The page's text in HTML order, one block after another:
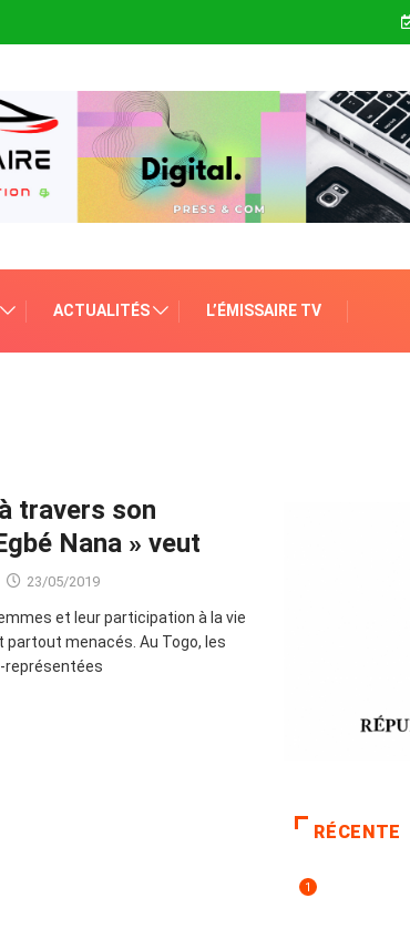
ACTUALITÉS L’ÉMISSAIRE TV
travers son
Nana » veut
23/05/2019
et leur participation à la vie
menacés. Au Togo, les
RÉCENTE
1